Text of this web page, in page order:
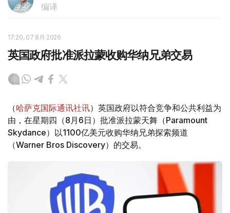
编译
17:20, 07 8月 2026
英国政府批准派拉蒙收购华纳兄弟交易
（哈萨克国际通讯社讯）英国政府以符合竞争和公共利益为
由，在星期四（8月6日）批准派拉蒙天舞（Paramount
Skydance）以1100亿美元收购华纳兄弟探索频道
（Warner Bros Discovery）的交易。